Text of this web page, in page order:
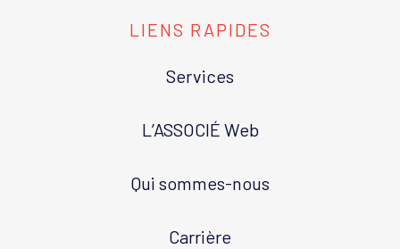
LIENS RAPIDES
Services
L’ASSOCIÉ Web
Qui sommes-nous
Carrière